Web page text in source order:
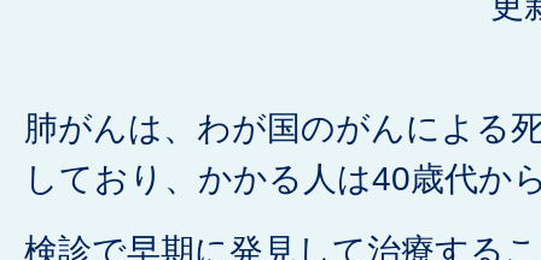
肺がんは、わが国のがんによる
しており、かかる人は40歳代か
検診で早期に発見して治療する